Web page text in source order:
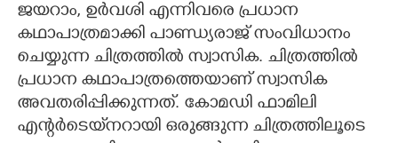
CARTOONS
LITERATURE
ZOOM
ജയറാം, ഉർവശി എന്നിവരെ പ്രധാന
കഥാപാത്രമാക്കി പാണ്ഡ്യരാജ് സംവിധാനം
ചെയ്യുന്ന ചിത്രത്തിൽ സ്വാസിക. ചിത്രത്തിൽ
പ്രധാന കഥാപാത്രത്തെയാണ് സ്വാസിക
അവതരിപ്പിക്കുന്നത്. കോമഡി ഫാമിലി
എന്റർടെയ്‌നറായി ഒരുങ്ങുന്ന ചിത്രത്തിലൂടെ